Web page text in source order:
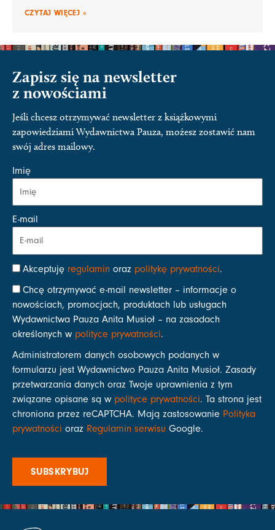
CZYTAJ WIĘCEJ »
Zapisz się na newsletter
z nowościami
Jeśli chcesz otrzymywać newsletter z książkowymi
zapowiedziami Wydawnictwa Pauza, możesz zostawić nam
swój adres mailowy.
Imię
E-mail
Akceptuję regulamin oraz politykę prywatności.
Chcę otrzymywać e-mail newsletter – informacje o
nowościach, promocjach, produktach lub usługach
Wydawnictwa Pauza Anita Musioł – na zasadach
określonych w polityce prywatności.
Administratorem danych osobowych podanych w
formularzu jest Wydawnictwo Pauza Anita Musioł. Zasady
przetwarzania danych oraz Twoje uprawnienia z tym
związane opisane są w polityce prywatności. Ta strona jest
chroniona przez reCAPTCHA. Mają zastosowanie Polityka
prywatności oraz Regulamin serwisu Google.
SUBSKRYBUJ